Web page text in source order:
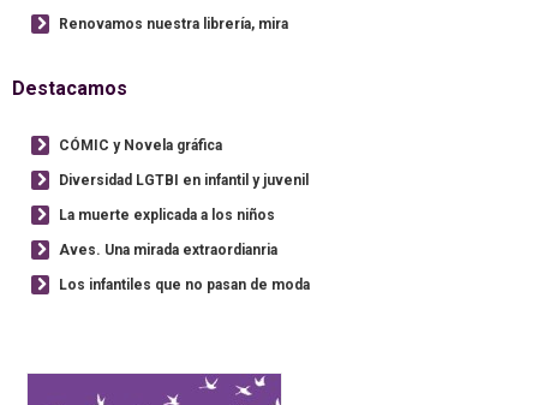
Renovamos nuestra librería, mira
Destacamos
CÓMIC y Novela gráfica
Diversidad LGTBI en infantil y juvenil
La muerte explicada a los niños
Aves. Una mirada extraordianria
Los infantiles que no pasan de moda